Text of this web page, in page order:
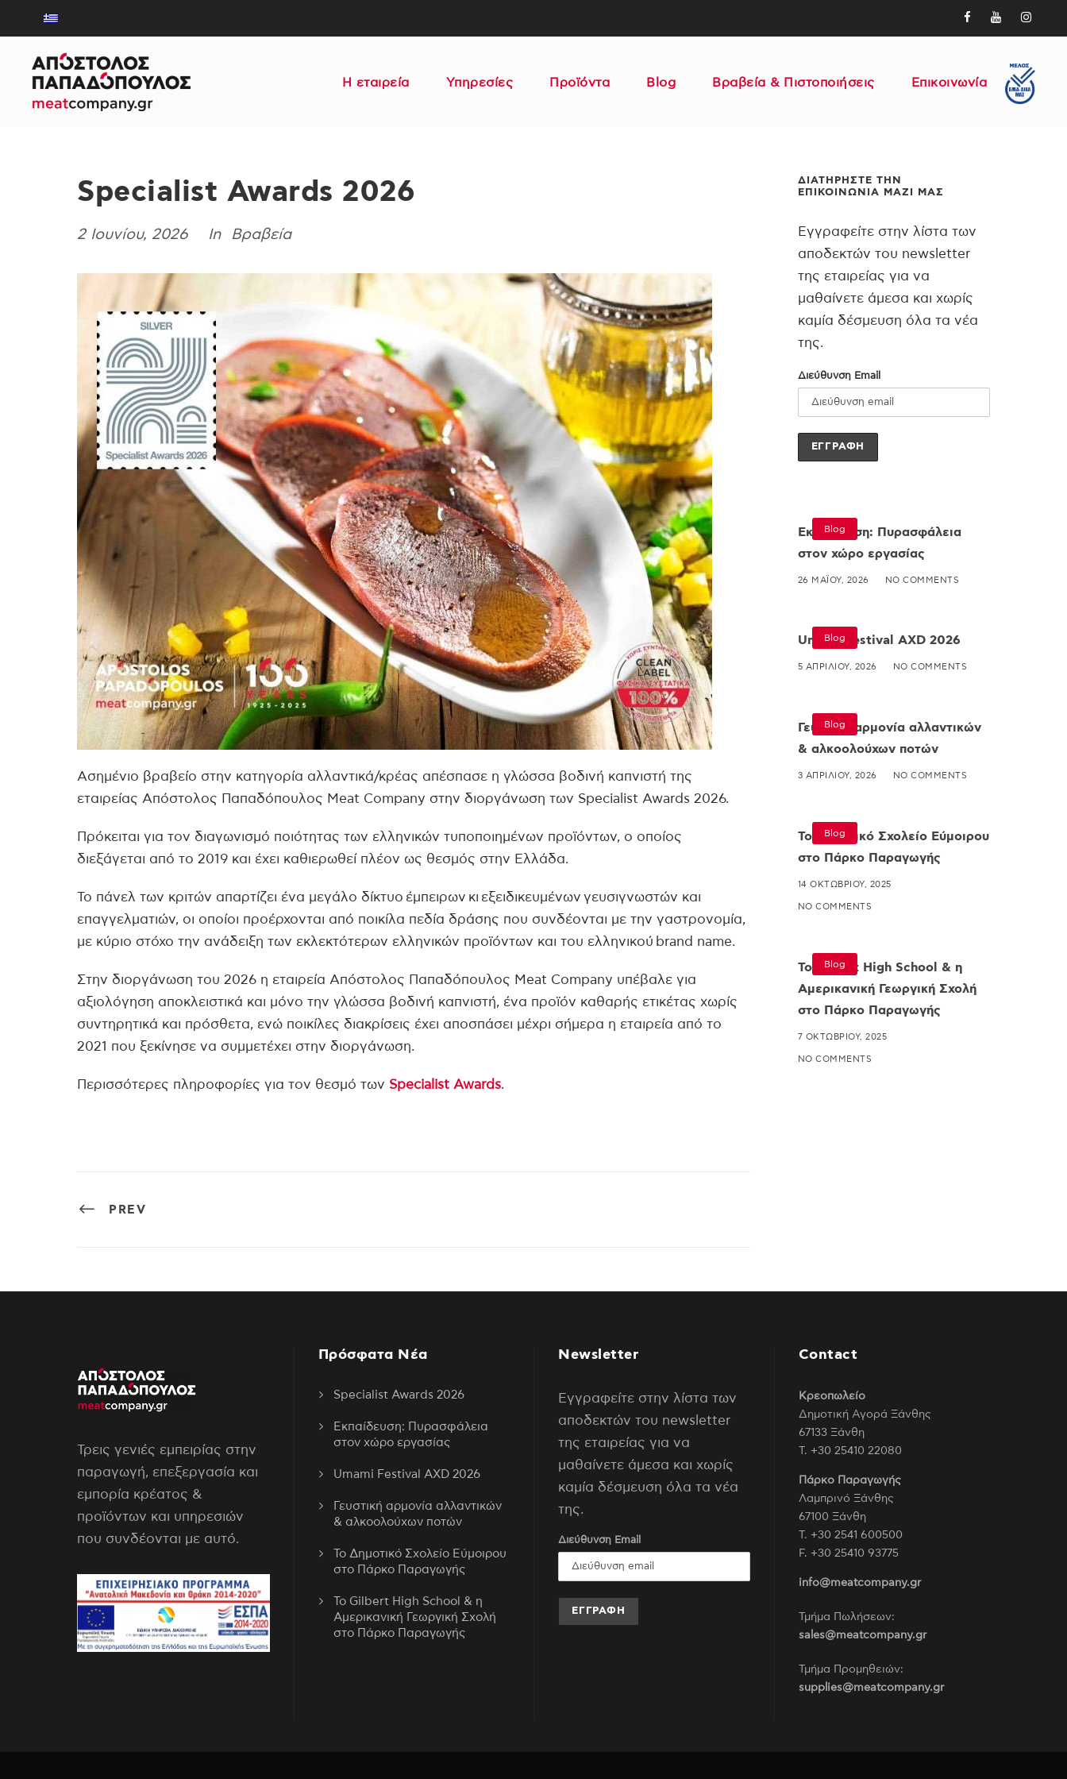
Η εταιρεία Υπηρεσίες Προϊόντα Blog Βραβεία & Πιστοποιήσεις Επικοινωνία
Specialist Awards 2026
2 Ιουνίου, 2026 In Βραβεία
Ασημένιο βραβείο στην κατηγορία αλλαντικά/κρέας απέσπασε η γλώσσα βοδινή καπνιστή της
εταιρείας Απόστολος Παπαδόπουλος Meat Company στην διοργάνωση των Specialist Awards 2026.
Πρόκειται για τον διαγωνισμό ποιότητας των ελληνικών τυποποιημένων προϊόντων, ο οποίος
διεξάγεται από το 2019 και έχει καθιερωθεί πλέον ως θεσμός στην Ελλάδα.
Το πάνελ των κριτών απαρτίζει ένα μεγάλο δίκτυο έμπειρων κι εξειδικευμένων γευσιγνωστών και
επαγγελματιών, οι οποίοι προέρχονται από ποικίλα πεδία δράσης που συνδέονται με την γαστρονομία,
με κύριο στόχο την ανάδειξη των εκλεκτότερων ελληνικών προϊόντων και του ελληνικού brand name.
Στην διοργάνωση του 2026 η εταιρεία Απόστολος Παπαδόπουλος Meat Company υπέβαλε για
αξιολόγηση αποκλειστικά και μόνο την γλώσσα βοδινή καπνιστή, ένα προϊόν καθαρής ετικέτας χωρίς
συντηρητικά και πρόσθετα, ενώ ποικίλες διακρίσεις έχει αποσπάσει μέχρι σήμερα η εταιρεία από το
2021 που ξεκίνησε να συμμετέχει στην διοργάνωση.
Περισσότερες πληροφορίες για τον θεσμό των Specialist Awards.
PREV
ΔΙΑΤΗΡΉΣΤΕ ΤΗΝ
ΕΠΙΚΟΙΝΩΝΊΑ ΜΑΖΊ ΜΑΣ
Εγγραφείτε στην λίστα των
αποδεκτών του newsletter
της εταιρείας για να
μαθαίνετε άμεσα και χωρίς
καμία δέσμευση όλα τα νέα
της.
Διεύθυνση Email
Blog
Εκπαίδευση: Πυρασφάλεια
στον χώρο εργασίας
26 ΜΑΪ́ΟΥ, 2026 NO COMMENTS
Blog
Umami Festival AXD 2026
5 ΑΠΡΙΛΊΟΥ, 2026 NO COMMENTS
Blog
Γευστική αρμονία αλλαντικών
& αλκοολούχων ποτών
3 ΑΠΡΙΛΊΟΥ, 2026 NO COMMENTS
Blog
Το Δημοτικό Σχολείο Εύμοιρου
στο Πάρκο Παραγωγής
14 ΟΚΤΩΒΡΊΟΥ, 2025
NO COMMENTS
Blog
Το Gilbert High School & η
Αμερικανική Γεωργική Σχολή
στο Πάρκο Παραγωγής
7 ΟΚΤΩΒΡΊΟΥ, 2025
NO COMMENTS
Τρεις γενιές εμπειρίας στην
παραγωγή, επεξεργασία και
εμπορία κρέατος &
προϊόντων και υπηρεσιών
που συνδέονται με αυτό.
Πρόσφατα Νέα
Specialist Awards 2026
Εκπαίδευση: Πυρασφάλεια
στον χώρο εργασίας
Umami Festival AXD 2026
Γευστική αρμονία αλλαντικών
& αλκοολούχων ποτών
Το Δημοτικό Σχολείο Εύμοιρου
στο Πάρκο Παραγωγής
Το Gilbert High School & η
Αμερικανική Γεωργική Σχολή
στο Πάρκο Παραγωγής
Newsletter
Εγγραφείτε στην λίστα των
αποδεκτών του newsletter
της εταιρείας για να
μαθαίνετε άμεσα και χωρίς
καμία δέσμευση όλα τα νέα
της.
Διεύθυνση Email
Contact
Κρεοπωλείο
Δημοτική Αγορά Ξάνθης
67133 Ξάνθη
Τ. +30 25410 22080
Πάρκο Παραγωγής
Λαμπρινό Ξάνθης
67100 Ξάνθη
Τ. +30 2541 600500
F. +30 25410 93775
info@meatcompany.gr
Τμήμα Πωλήσεων:
sales@meatcompany.gr
Τμήμα Προμηθειών:
supplies@meatcompany.gr